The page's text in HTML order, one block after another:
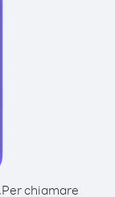
Per chiamare